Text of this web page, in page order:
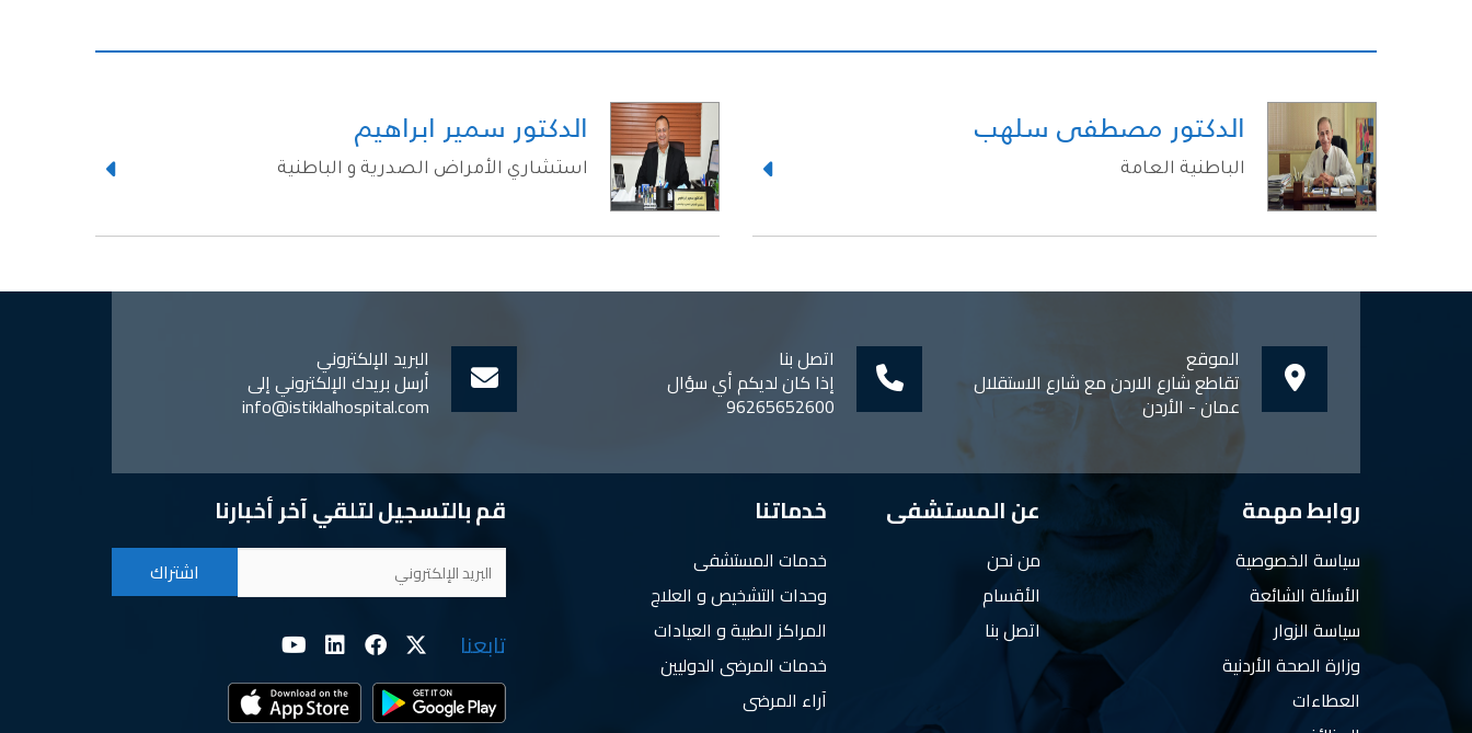
الدكتور مصطفى سلهب
الباطنية العامة
الدكتور سمير ابراهيم
استشاري الأمراض الصدرية و الباطنية
الموقع
تقاطع شارع الاردن مع شارع الاستقلال
عمان - الأردن
اتصل بنا
إذا كان لديكم أي سؤال
96265652600
البريد الإلكتروني
أرسل بريدك الإلكتروني إلى
info@istiklalhospital.com
روابط مهمة
سياسة الخصوصية
الأسئلة الشائعة
سياسة الزوار
وزارة الصحة الأردنية
العطاءات
عن المستشفى
من نحن
الأقسام
اتصل بنا
خدماتنا
خدمات المستشفى
وحدات التشخيص و العلاج
المراكز الطبية و العيادات
خدمات المرضى الدوليين
آراء المرضى
قم بالتسجيل لتلقي آخر أخبارنا
تابعنا